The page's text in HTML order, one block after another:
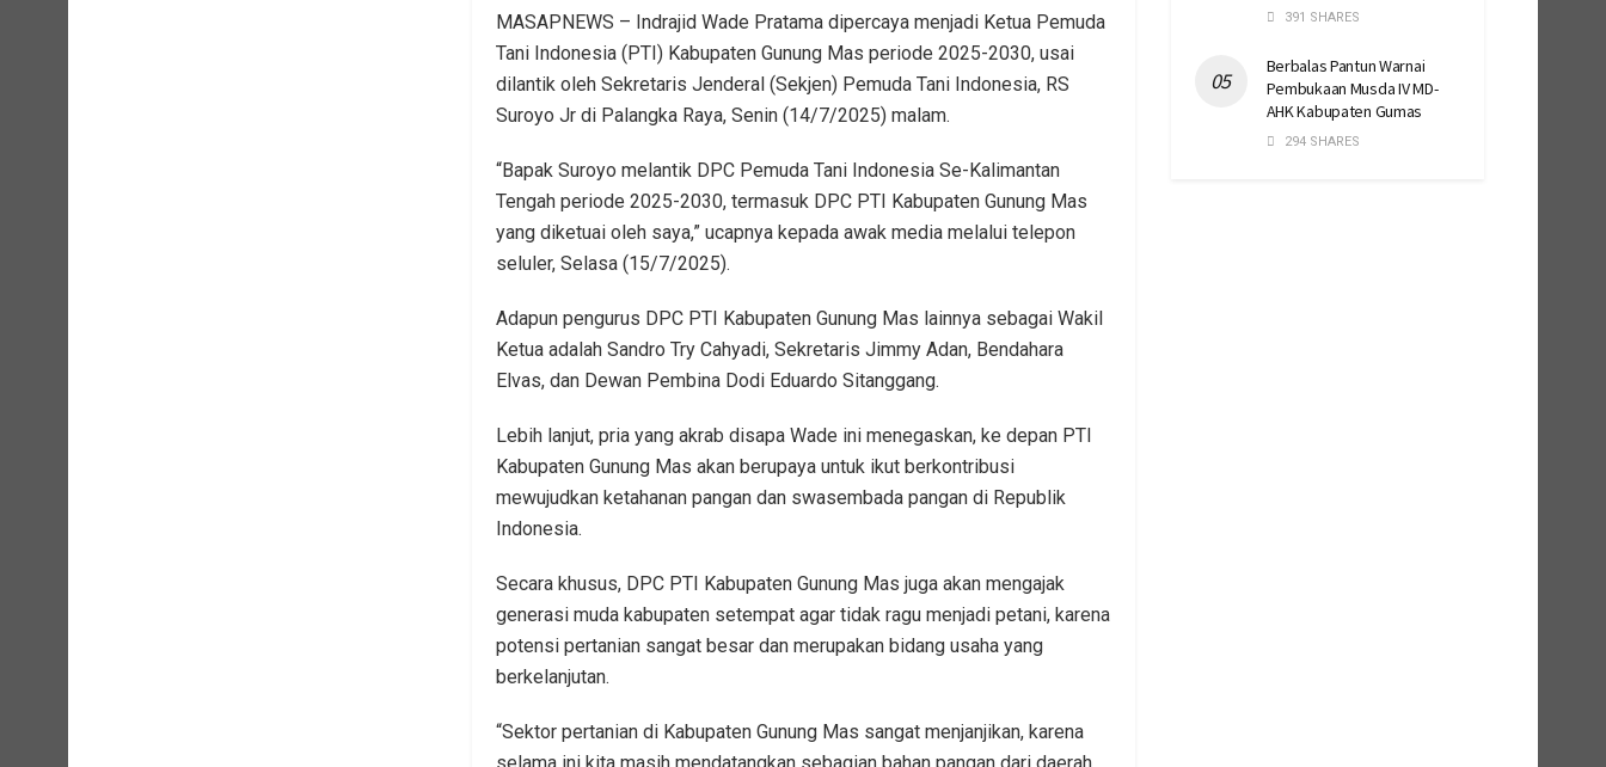
MASAPNEWS – Indrajid Wade Pratama dipercaya menjadi Ketua Pemuda
Tani Indonesia (PTI) Kabupaten Gunung Mas periode 2025-2030, usai
dilantik oleh Sekretaris Jenderal (Sekjen) Pemuda Tani Indonesia, RS
Suroyo Jr di Palangka Raya, Senin (14/7/2025) malam.
“Bapak Suroyo melantik DPC Pemuda Tani Indonesia Se-Kalimantan
Tengah periode 2025-2030, termasuk DPC PTI Kabupaten Gunung Mas
yang diketuai oleh saya,” ucapnya kepada awak media melalui telepon
seluler, Selasa (15/7/2025).
Adapun pengurus DPC PTI Kabupaten Gunung Mas lainnya sebagai Wakil
Ketua adalah Sandro Try Cahyadi, Sekretaris Jimmy Adan, Bendahara
Elvas, dan Dewan Pembina Dodi Eduardo Sitanggang.
Lebih lanjut, pria yang akrab disapa Wade ini menegaskan, ke depan PTI
Kabupaten Gunung Mas akan berupaya untuk ikut berkontribusi
mewujudkan ketahanan pangan dan swasembada pangan di Republik
Indonesia.
Secara khusus, DPC PTI Kabupaten Gunung Mas juga akan mengajak
generasi muda kabupaten setempat agar tidak ragu menjadi petani, karena
potensi pertanian sangat besar dan merupakan bidang usaha yang
berkelanjutan.
“Sektor pertanian di Kabupaten Gunung Mas sangat menjanjikan, karena
391 SHARES
Berbalas Pantun Warnai
Pembukaan Musda IV MD-
AHK Kabupaten Gumas
294 SHARES